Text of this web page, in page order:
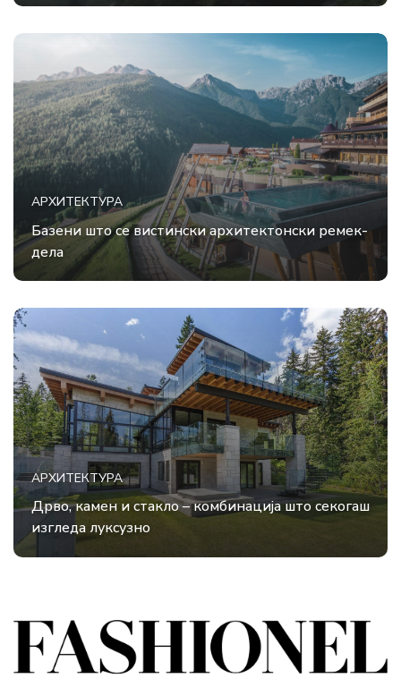
АРХИТЕКТУРА
Базени што се вистински архитектонски ремек-
дела
АРХИТЕКТУРА
Дрво, камен и стакло – комбинација што секогаш
изгледа луксузно